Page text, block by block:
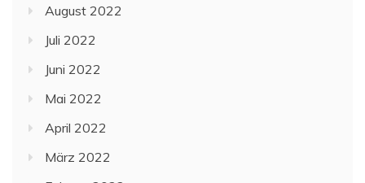
August 2022
Juli 2022
Juni 2022
Mai 2022
April 2022
März 2022